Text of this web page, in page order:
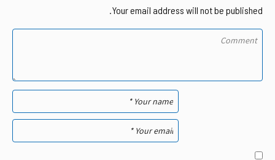
Your email address will not be published.